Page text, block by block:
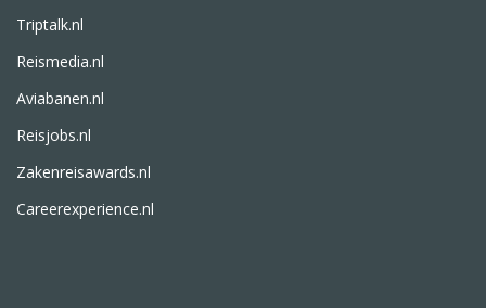
Triptalk.nl
Reismedia.nl
Aviabanen.nl
Reisjobs.nl
Zakenreisawards.nl
Careerexperience.nl